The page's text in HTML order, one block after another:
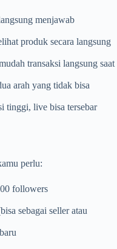
menjawab
produk secara langsung
transaksi langsung saat
arah yang tidak bisa
tinggi, live bisa tersebar
perlu:
followers
sebagai seller atau